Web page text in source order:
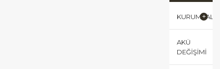
KURUMSAL
AKÜ
DEĞIŞIMI